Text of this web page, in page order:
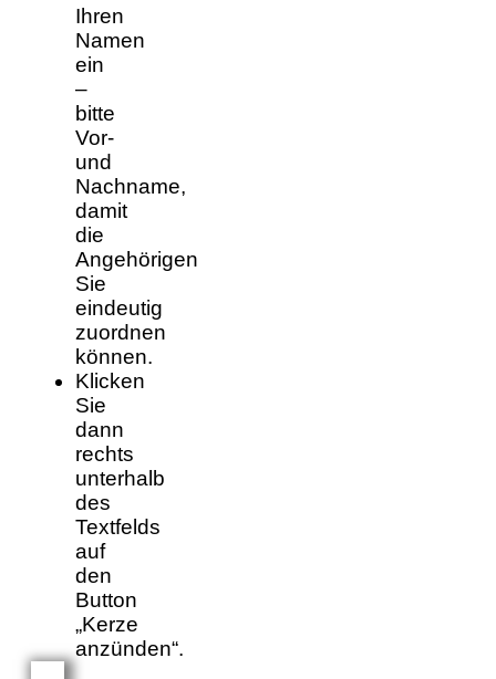
Ihren
Namen
ein
–
bitte
Vor-
und
Nachname,
damit
die
Angehörigen
Sie
eindeutig
zuordnen
können.
Klicken
Sie
dann
rechts
unterhalb
des
Textfelds
auf
den
Button
„Kerze
anzünden“.